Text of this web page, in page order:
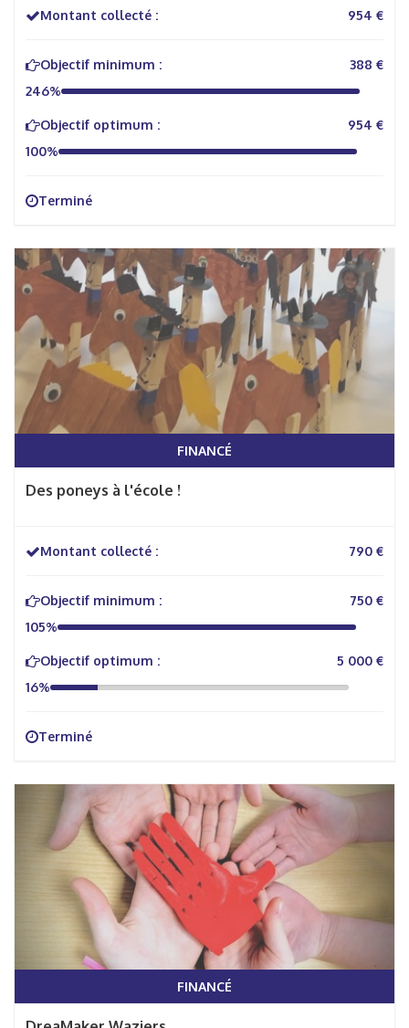
Montant collecté : 954 €
Objectif minimum :
388 €
246%
Objectif optimum :
954 €
100%
Terminé
FINANCÉ
Des poneys à l'école !
Montant collecté : 790 €
Objectif minimum :
750 €
105%
Objectif optimum :
5 000 €
16%
Terminé
FINANCÉ